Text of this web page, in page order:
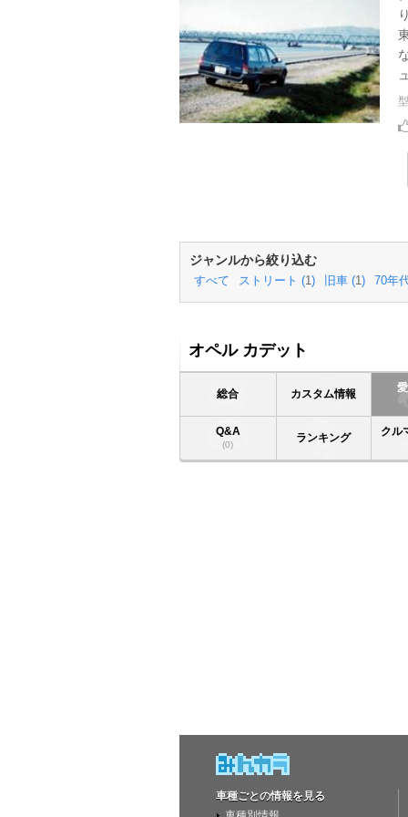
ジャンルから絞り込む
すべて ストリート (1 ) 旧車 (1 ) 70年
オペル カデット
総合 カスタム情報
Q&A
(0) ランキング
クル
車種ごとの情報を見る